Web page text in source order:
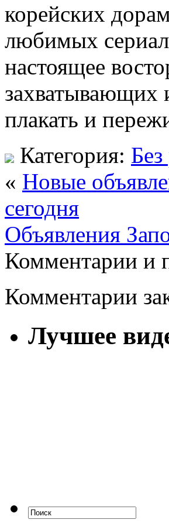
корейских
любимых
настоящее
захватывающих
плакать и
Категория:
« Новые
сегодня
Объявления
Комментарии и
Комментарии
Лучшее